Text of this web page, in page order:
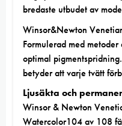
bredaste utbudet av
Winsor&Newton
Formulerad med
optimal
betyder att varje tvätt
Ljusäkta och
Winsor & Newton
Watercolor104 av 108